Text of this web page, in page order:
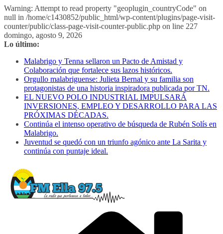
Warning: Attempt to read property "geoplugin_countryCode" on
null in /home/c1430852/public_html/wp-content/plugins/page-visit-
counter/public/class-page-visit-counter-public.php on line 227
Saltar
al
domingo, agosto 9, 2026
Lo último:
Malabrigo y Tenna sellaron un Pacto de Amistad y
Colaboración que fortalece sus lazos históricos.
Orgullo malabriguense: Julieta Bernal y su familia son
protagonistas de una historia inspiradora publicada por TN.
EL NUEVO POLO INDUSTRIAL IMPULSARÁ
INVERSIONES, EMPLEO Y DESARROLLO PARA LAS
PRÓXIMAS DÉCADAS.
Continúa el intenso operativo de búsqueda de Rubén Solís en
Malabrigo.
Juventud se quedó con un triunfo agónico ante La Sarita y
continúa con puntaje ideal.